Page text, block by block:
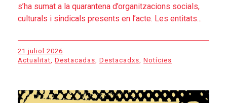
s’ha sumat a la quarantena d’organitzacions socials,
culturals i sindicals presents en l’acte. Les entitats...
21 juliol 2026
Actualitat, Destacadas, Destacadxs, Notícies